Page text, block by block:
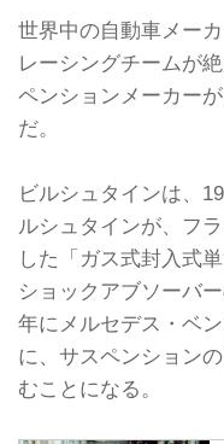
世界中の自動車メー
レーシングチームが
ペンションメーカー
だ。
ビルシュタインは、
ルシュタインが、フ
した「ガス式封入式
ショックアブソーバ
年にメルセデス・ベ
に、サスペンション
むことになる。